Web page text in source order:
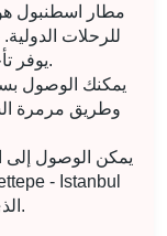
للرحلات
يوفر تأجير السيارات حلا سريعا للنقل.
Airport الذي تم افتتاحه حديثا.